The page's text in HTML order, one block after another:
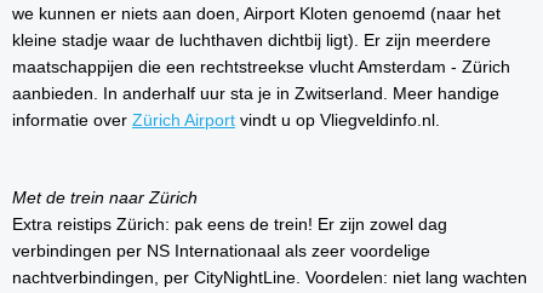
we kunnen er niets aan doen, Airport Kloten genoemd (naar het
kleine stadje waar de luchthaven dichtbij ligt). Er zijn meerdere
maatschappijen die een rechtstreekse vlucht Amsterdam - Zürich
aanbieden. In anderhalf uur sta je in Zwitserland. Meer handige
informatie over Zürich Airport vindt u op Vliegveldinfo.nl.
Met de trein naar Zürich
Extra reistips Zürich: pak eens de trein! Er zijn zowel dag
verbindingen per NS Internationaal als zeer voordelige
nachtverbindingen, per CityNightLine. Voordelen: niet lang wachten